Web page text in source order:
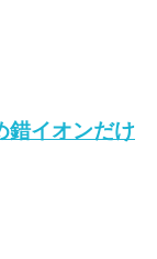
錯イオンだけ